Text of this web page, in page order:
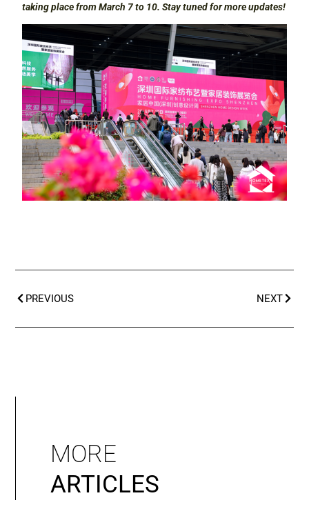
taking place from March 7 to 10. Stay tuned for more updates!
PREVIOUS NEXT
MORE
ARTICLES